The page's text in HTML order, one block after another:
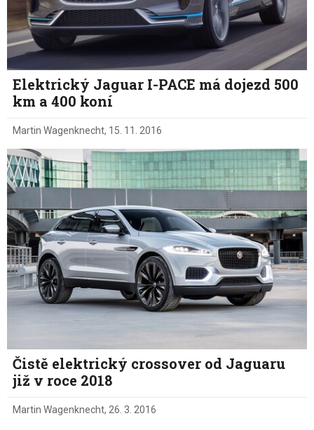
Elektrický Jaguar I-PACE má dojezd 500
km a 400 koní
Martin Wagenknecht, 15. 11. 2016
Čistě elektrický crossover od Jaguaru
již v roce 2018
Martin Wagenknecht, 26. 3. 2016